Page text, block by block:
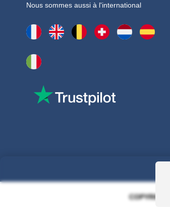
Nous sommes aussi à l'international